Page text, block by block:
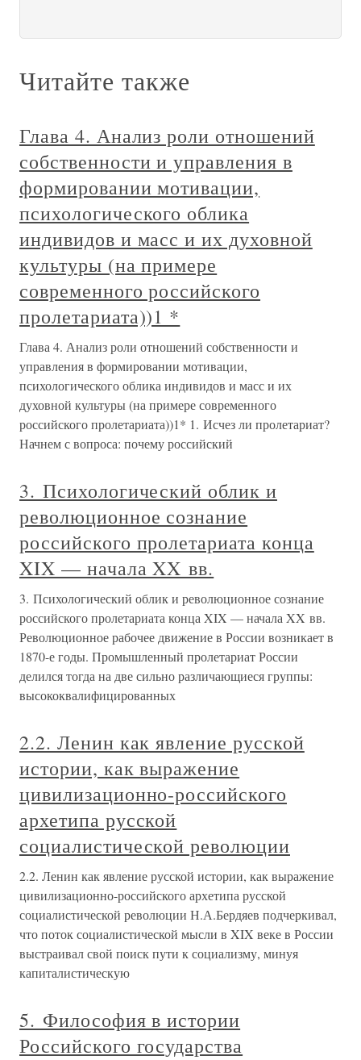
Читайте также
Глава 4. Анализ роли отношений
собственности и управления в
формировании мотивации,
психологического облика
индивидов и масс и их духовной
культуры (на примере
современного российского
пролетариата))1 *
Глава 4. Анализ роли отношений собственности и
управления в формировании мотивации,
психологического облика индивидов и масс и их
духовной культуры (на примере современного
российского пролетариата))1* 1. Исчез ли пролетариат?
Начнем с вопроса: почему российский
3. Психологический облик и
революционное сознание
российского пролетариата конца
XIX — начала XX вв.
3. Психологический облик и революционное сознание
российского пролетариата конца XIX — начала XX вв.
Революционное рабочее движение в России возникает в
1870-е годы. Промышленный пролетариат России
делился тогда на две сильно различающиеся группы:
высококвалифицированных
2.2. Ленин как явление русской
истории, как выражение
цивилизационно-российского
архетипа русской
социалистической революции
2.2. Ленин как явление русской истории, как выражение
цивилизационно-российского архетипа русской
социалистической революции Н.А.Бердяев подчеркивал,
что поток социалистической мысли в XIX веке в России
выстраивал свой поиск пути к социализму, минуя
капиталистическую
5. Философия в истории
Российского государства